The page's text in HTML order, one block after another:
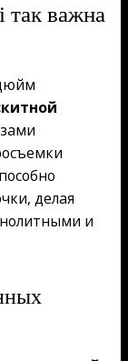
так важна
делая
и